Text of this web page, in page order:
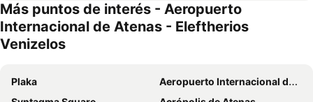
Athens House
Hermes Hotel
Arethusa Hotel
Noma Hotel
Oniro City
Central Hotel
Amazon Hotel
Más puntos de interés - Aeropuerto
Internacional de Atenas - Eleftherios
Venizelos
Plaka
Aeropuerto Internacional de Atenas - Eleftherios Venizelos